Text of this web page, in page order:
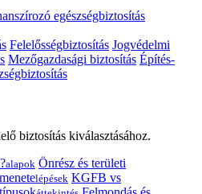
egészségbiztosítás
Felelősségbiztosítás Jogvédelmi
Mezőgazdasági biztosítás Építés-
biztosítás kiválasztásához.
alapok Önrész és területi
lépések KGFB vs